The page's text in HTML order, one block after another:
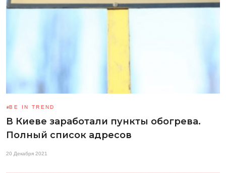
BE IN TREND
В Киеве заработали пункты обогрева.
Полный список адресов
20 Декабря 2021